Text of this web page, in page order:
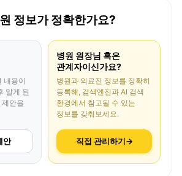
정보가 정확한가요?
내용이
알게 된
안을
안
병원 원장님 혹은
관계자이신가요?
병원과 의료진 정보를 정확히
등록해, 검색엔진과 AI 검색
환경에서 참고될 수 있는
정보를 갖춰보세요.
직접 관리하기→